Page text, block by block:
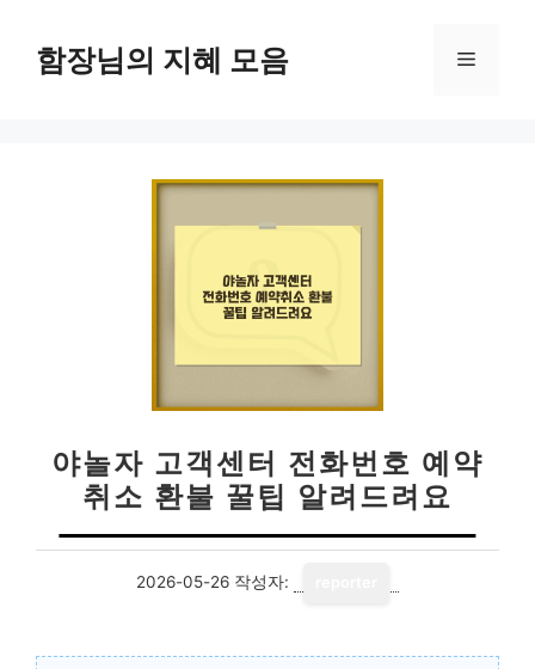
함장님의 지혜 모음 메
야놀자 고객센터 전화번호 예약
취소 환불 꿀팁 알려드려요
2026-05-26 작성자: